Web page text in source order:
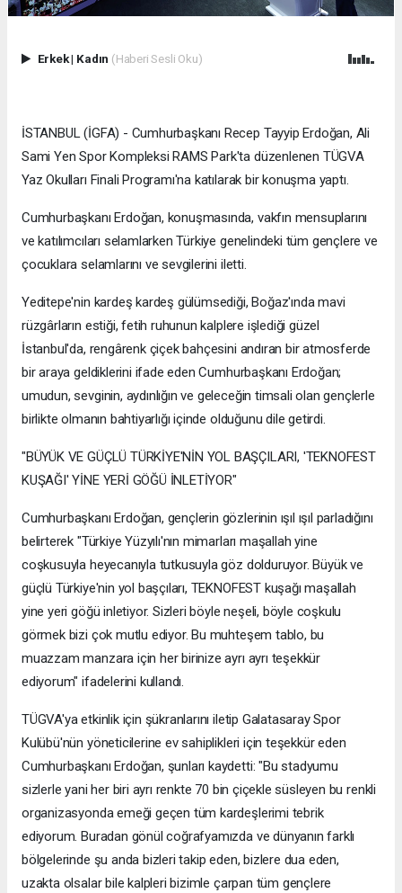
Erkek| Kadın (Haberi Sesli Oku)
İSTANBUL (İGFA) - Cumhurbaşkanı Recep Tayyip Erdoğan, Ali
Sami Yen Spor Kompleksi RAMS Park'ta düzenlenen TÜGVA
Yaz Okulları Finali Programı'na katılarak bir konuşma yaptı.
Cumhurbaşkanı Erdoğan, konuşmasında, vakfın mensuplarını
ve katılımcıları selamlarken Türkiye genelindeki tüm gençlere ve
çocuklara selamlarını ve sevgilerini iletti.
Yeditepe'nin kardeş kardeş gülümsediği, Boğaz'ında mavi
rüzgârların estiği, fetih ruhunun kalplere işlediği güzel
İstanbul'da, rengârenk çiçek bahçesini andıran bir atmosferde
bir araya geldiklerini ifade eden Cumhurbaşkanı Erdoğan;
umudun, sevginin, aydınlığın ve geleceğin timsali olan gençlerle
birlikte olmanın bahtiyarlığı içinde olduğunu dile getirdi.
"BÜYÜK VE GÜÇLÜ TÜRKİYE'NİN YOL BAŞÇILARI, 'TEKNOFEST
KUŞAĞI' YİNE YERİ GÖĞÜ İNLETİYOR"
Cumhurbaşkanı Erdoğan, gençlerin gözlerinin ışıl ışıl parladığını
belirterek "Türkiye Yüzyılı'nın mimarları maşallah yine
coşkusuyla heyecanıyla tutkusuyla göz dolduruyor. Büyük ve
güçlü Türkiye'nin yol başçıları, TEKNOFEST kuşağı maşallah
yine yeri göğü inletiyor. Sizleri böyle neşeli, böyle coşkulu
görmek bizi çok mutlu ediyor. Bu muhteşem tablo, bu
muazzam manzara için her birinize ayrı ayrı teşekkür
ediyorum" ifadelerini kullandı.
TÜGVA'ya etkinlik için şükranlarını iletip Galatasaray Spor
Kulübü'nün yöneticilerine ev sahiplikleri için teşekkür eden
Cumhurbaşkanı Erdoğan, şunları kaydetti: "Bu stadyumu
sizlerle yani her biri ayrı renkte 70 bin çiçekle süsleyen bu renkli
organizasyonda emeği geçen tüm kardeşlerimi tebrik
ediyorum. Buradan gönül coğrafyamızda ve dünyanın farklı
bölgelerinde şu anda bizleri takip eden, bizlere dua eden,
uzakta olsalar bile kalpleri bizimle çarpan tüm gençlere